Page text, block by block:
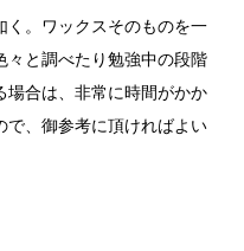
。ワックスそのものを一
と調べたり勉強中の段階
場合は、非常に時間がかか
で、御参考に頂ければよい